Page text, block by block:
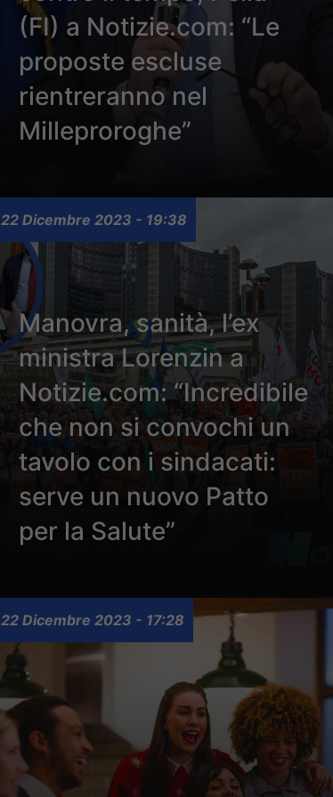
(FI) a Notizie.com: “Le
proposte escluse
rientreranno nel
Milleproroghe”
22 Dicembre 2023 - 19:38
Manovra, sanità, l’ex
ministra Lorenzin a
Notizie.com: “Incredibile
che non si convochi un
tavolo con i sindacati:
serve un nuovo Patto
per la Salute”
22 Dicembre 2023 - 17:28